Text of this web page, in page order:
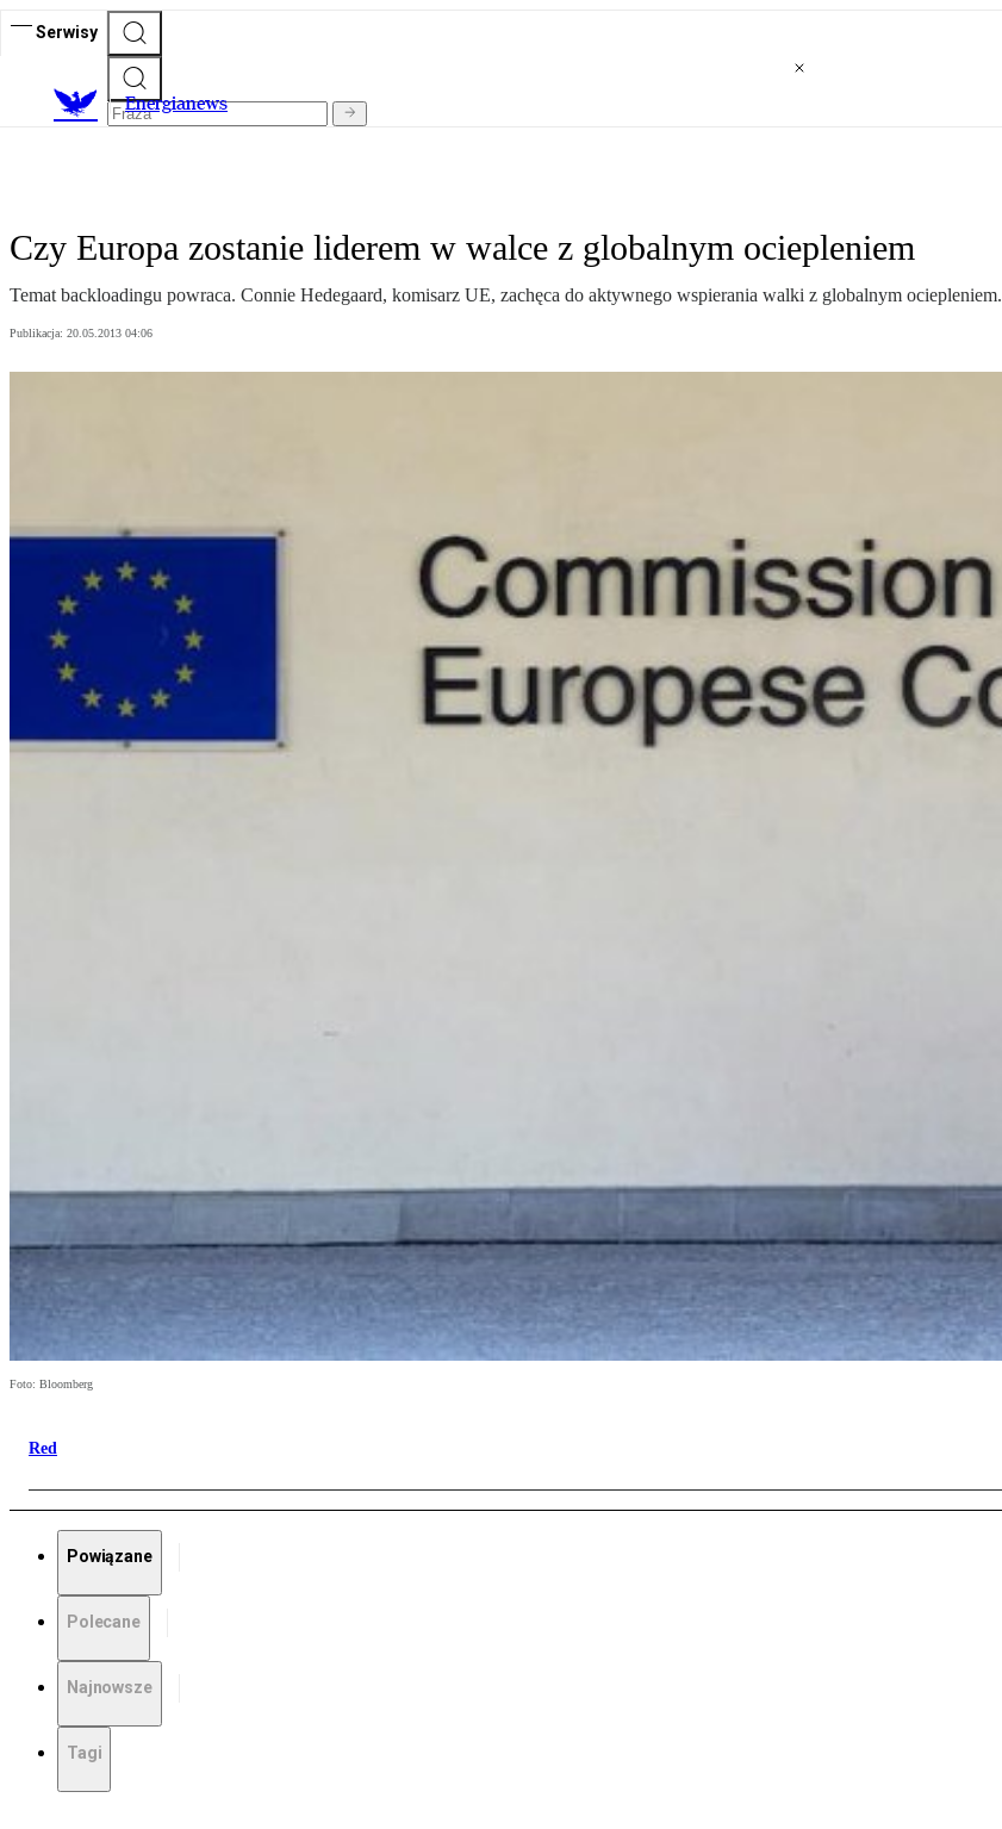
Serwisy
Energianews
Czy Europa zostanie liderem w walce z globalnym ociepleniem
Temat backloadingu powraca. Connie Hedegaard, komisarz UE, zachęca do aktywnego wspierania walki z globalnym ociepleniem.
Publikacja: 20.05.2013 04:06
Foto: Bloomberg
Red
Powiązane
Polecane
Najnowsze
Tagi